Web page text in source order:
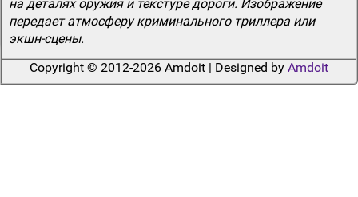
на деталях оружия и текстуре дороги. Изображение
передает атмосферу криминального триллера или
экшн-сцены.
Copyright © 2012-2026 Amdoit | Designed by Amdoit